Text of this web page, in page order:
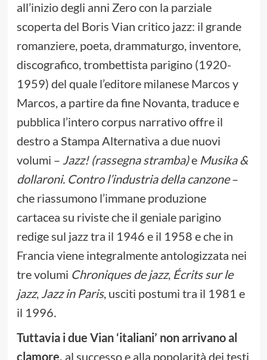
all’inizio degli anni Zero con la parziale
scoperta del Boris Vian critico jazz: il grande
romanziere, poeta, drammaturgo, inventore,
discografico, trombettista parigino (1920-
1959) del quale l’editore milanese Marcos y
Marcos, a partire da fine Novanta, traduce e
pubblica l’intero corpus narrativo offre il
destro a Stampa Alternativa a due nuovi
volumi – Jazz! (rassegna stramba)e Musika &
dollaroni. Contro l’industria della canzone–
che riassumono l’immane produzione
cartacea su riviste che il geniale parigino
redige sul jazz tra il 1946 e il 1958 e che in
Francia viene integralmente antologizzata nei
tre volumi Chroniques de jazz, Écrits sur le
jazz, Jazz in Paris, usciti postumi tra il 1981 e
il 1996.
Tuttavia i due Vian ‘italiani’ non arrivano al
clamore, al successo e alla popolarità dei testi